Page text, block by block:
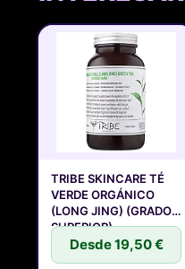
TRIBE SKINCARE TÉ
VERDE ORGÁNICO
(LONG JING) (GRADO
SUPERIOR)
Desde 19,50 €